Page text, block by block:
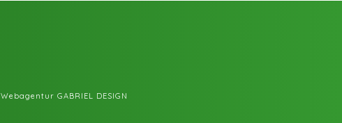
Webagentur GABRIEL DESIGN